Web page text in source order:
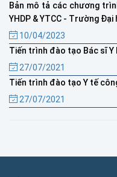
Bản mô tả các chương
YHDP & YTCC - Trường Đại
10/04/2023
Tiến trình đào tạo Bác sĩ Y
27/07/2021
Tiến trình đào tạo Y tế
27/07/2021